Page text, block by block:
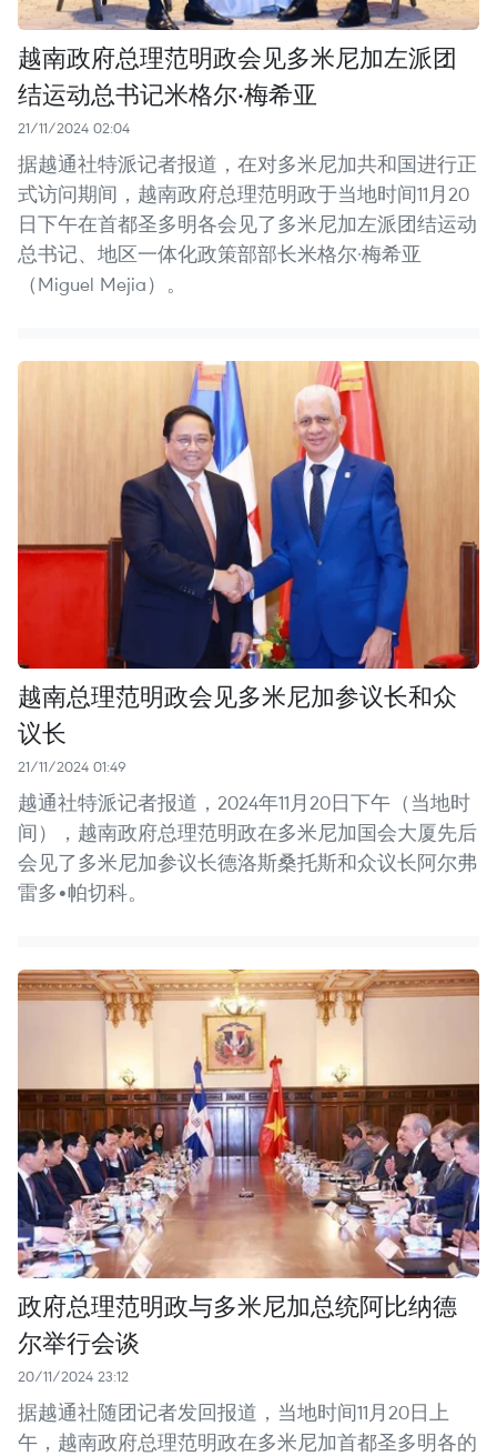
越南政府总理范明政会见多米尼加左派团
结运动总书记米格尔·梅希亚
21/11/2024 02:04
据越通社特派记者报道，在对多米尼加共和国进行正
式访问期间，越南政府总理范明政于当地时间11月20
日下午在首都圣多明各会见了多米尼加左派团结运动
总书记、地区一体化政策部部长米格尔·梅希亚
（Miguel Mejia）。
越南总理范明政会见多米尼加参议长和众
议长
21/11/2024 01:49
越通社特派记者报道，2024年11月20日下午（当地时
间），越南政府总理范明政在多米尼加国会大厦先后
会见了多米尼加参议长德洛斯桑托斯和众议长阿尔弗
雷多•帕切科。
政府总理范明政与多米尼加总统阿比纳德
尔举行会谈
20/11/2024 23:12
据越通社随团记者发回报道，当地时间11月20日上
午，越南政府总理范明政在多米尼加首都圣多明各的